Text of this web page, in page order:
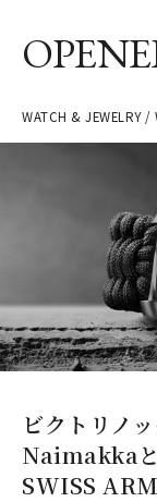
WATCH & JEWELRY /
ビクトリノ
Naimakka
SWISS